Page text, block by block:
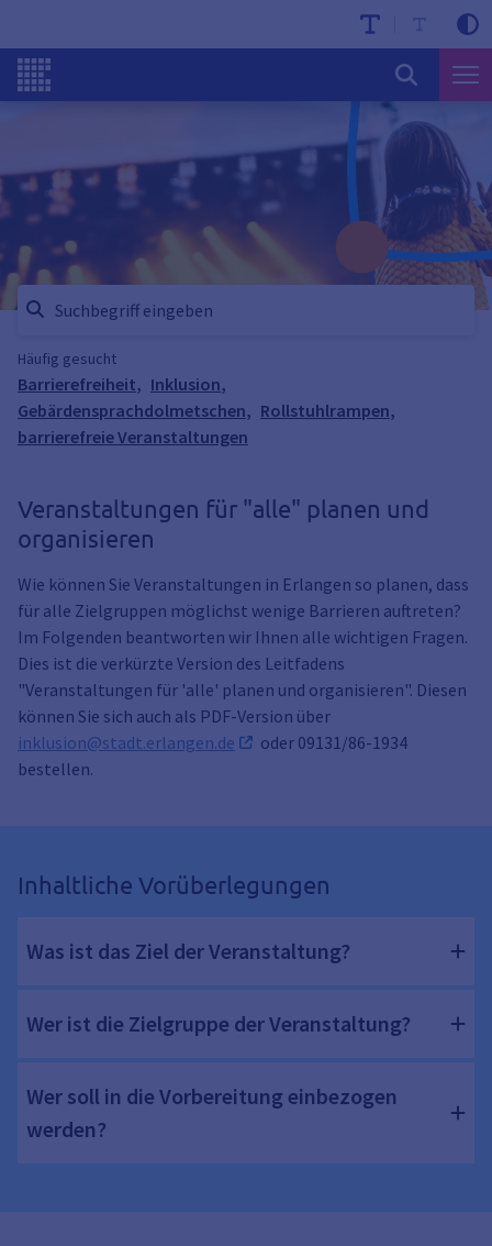
Häufig gesucht
Barrierefreiheit, Inklusion,
Gebärdensprachdolmetschen, Rollstuhlrampen,
barrierefreie Veranstaltungen
Veranstaltungen für "alle" planen und
organisieren
Wie können Sie Veranstaltungen in Erlangen so planen, dass
für alle Zielgruppen möglichst wenige Barrieren auftreten?
Im Folgenden beantworten wir Ihnen alle wichtigen Fragen.
Dies ist die verkürzte Version des Leitfadens
"Veranstaltungen für 'alle' planen und organisieren". Diesen
können Sie sich auch als PDF-Version über
inklusion@stadt.erlangen.de
oder 09131/86-1934
bestellen.
Inhaltliche Vorüberlegungen
Was ist das Ziel der Veranstaltung?
Wer ist die Zielgruppe der Veranstaltung?
Wer soll in die Vorbereitung einbezogen
werden?